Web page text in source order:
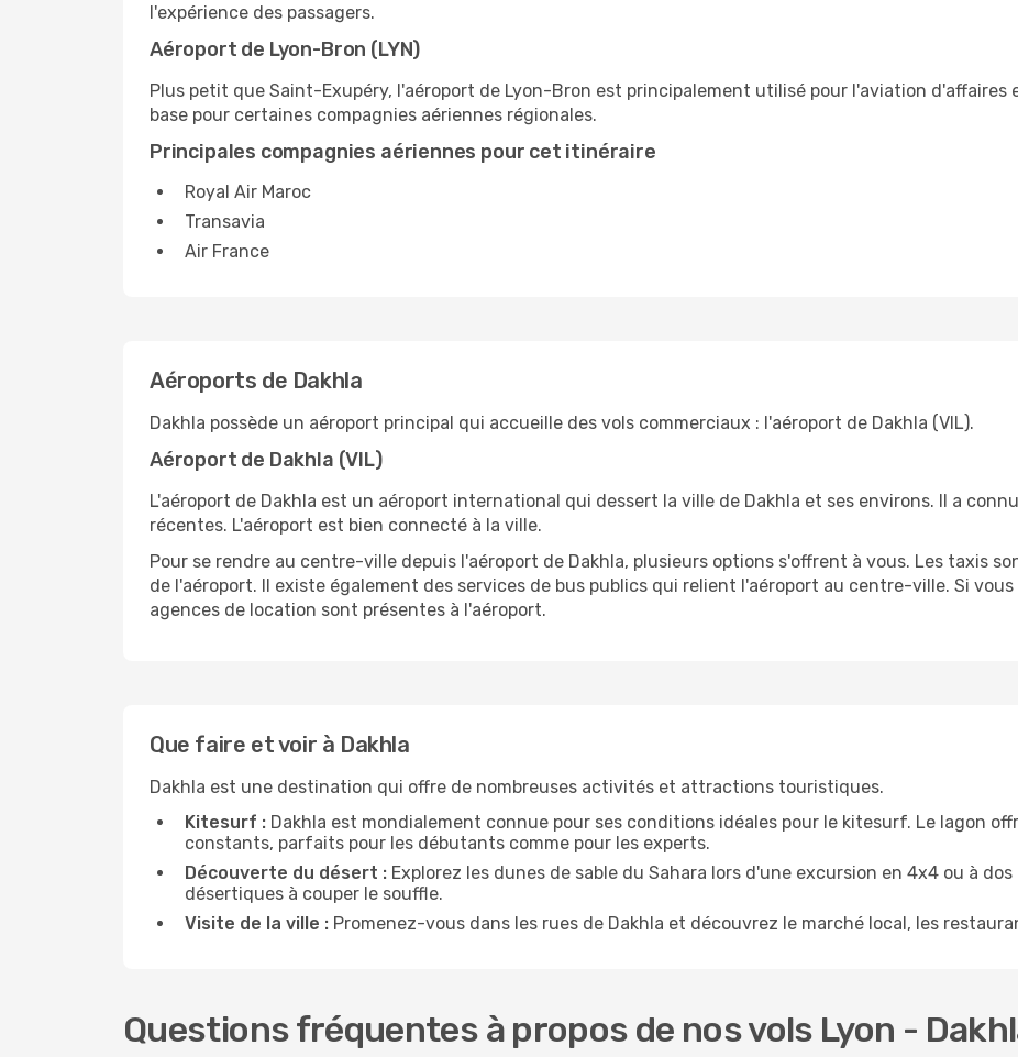
l'expérience des passagers.
Aéroport de Lyon-Bron (LYN)
Plus petit que Saint-Exupéry, l'aéroport de Lyon-Bron est principalement utilisé pour l'aviation d'affaires
base pour certaines compagnies aériennes régionales.
Principales compagnies aériennes pour cet itinéraire
Royal Air Maroc
Transavia
Air France
Aéroports de Dakhla
Dakhla possède un aéroport principal qui accueille des vols commerciaux : l'aéroport de Dakhla (VIL).
Aéroport de Dakhla (VIL)
L'aéroport de Dakhla est un aéroport international qui dessert la ville de Dakhla et ses environs. Il a
récentes. L'aéroport est bien connecté à la ville.
Pour se rendre au centre-ville depuis l'aéroport de Dakhla, plusieurs options s'offrent à vous. Les taxis
de l'aéroport. Il existe également des services de bus publics qui relient l'aéroport au centre-ville. Si
agences de location sont présentes à l'aéroport.
Que faire et voir à Dakhla
Dakhla est une destination qui offre de nombreuses activités et attractions touristiques.
Kitesurf : Dakhla est mondialement connue pour ses conditions idéales pour le kitesurf. Le lagon
constants, parfaits pour les débutants comme pour les experts.
Découverte du désert : Explorez les dunes de sable du Sahara lors d'une excursion en 4x4 ou à
désertiques à couper le souffle.
Visite de la ville : Promenez-vous dans les rues de Dakhla et découvrez le marché local, les
Questions fréquentes à propos de nos vols Lyon -